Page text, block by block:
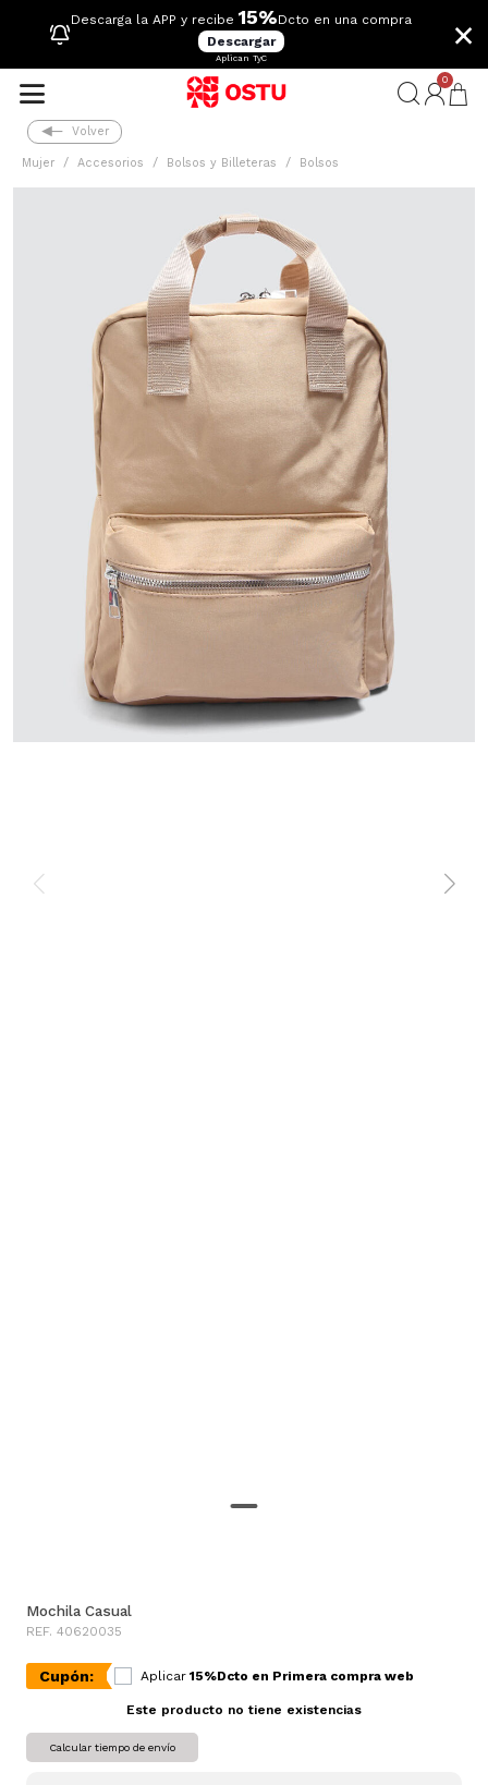
Descarga la APP y recibe 15%Dcto en una compra
Descargar
Aplican TyC
×
0
Volver
Mujer Accesorios Bolsos y Billeteras Bolsos
Mochila Casual
REF. 40620035
Cupón: Aplicar 15%Dcto en Primera compra web
Este producto no tiene existencias
Calcular tiempo de envío